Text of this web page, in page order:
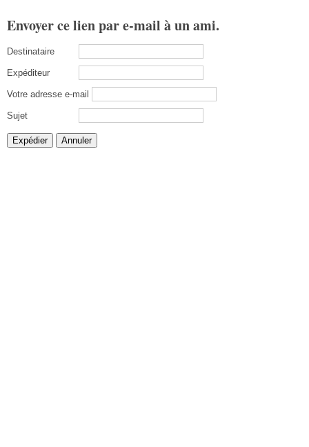
Envoyer ce lien par e-mail à un ami.
Destinataire
Expéditeur
Votre adresse e-mail
Sujet
Expédier Annuler